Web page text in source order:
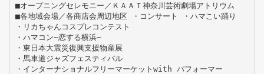
■オープニングセレモニー／ＫＡＡＴ神奈川芸術劇場アトリウム
■各地域会場／各商店会周辺地区 ・コンサート ・ハマこい踊り
・リカちゃんコスプレコンテスト
・ハマコン∼恋する横浜∼
・東日本大震災復興支援物産展
・馬車道ジャズフェスティバル
・インターナショナルフリーマーケットwith パフォーマー